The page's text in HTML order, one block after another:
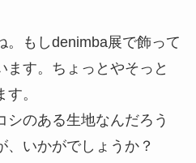
。もしdenimba展で飾って
ます。ちょっとやそっと
。
シのある生地なんだろう
、いかがでしょうか？